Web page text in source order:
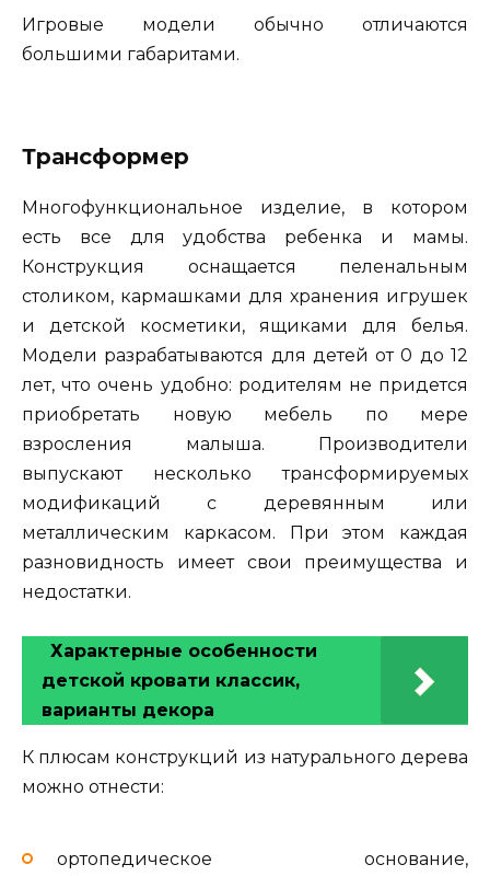
Игровые модели обычно отличаются
большими габаритами.
Трансформер
Многофункциональное изделие, в котором
есть все для удобства ребенка и мамы.
Конструкция оснащается пеленальным
столиком, кармашками для хранения игрушек
и детской косметики, ящиками для белья.
Модели разрабатываются для детей от 0 до 12
лет, что очень удобно: родителям не придется
приобретать новую мебель по мере
взросления малыша. Производители
выпускают несколько трансформируемых
модификаций с деревянным или
металлическим каркасом. При этом каждая
разновидность имеет свои преимущества и
недостатки.
Характерные особенности
детской кровати классик,
варианты декора
К плюсам конструкций из натурального дерева
можно отнести:
ортопедическое основание,